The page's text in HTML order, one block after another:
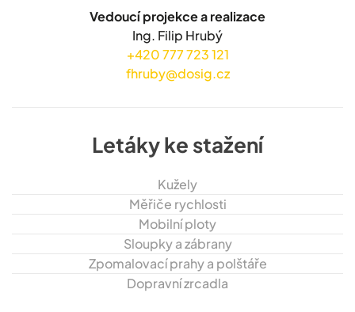
Vedoucí projekce a realizace
Ing. Filip Hrubý
+420 777 723 121
fhruby@dosig.cz
Letáky ke stažení
Kužely
Měřiče rychlosti
Mobilní ploty
Sloupky a zábrany
Zpomalovací prahy a polštáře
Dopravní zrcadla